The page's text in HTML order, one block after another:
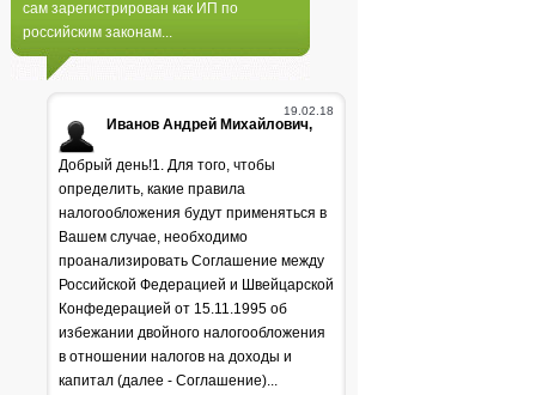
Генпрокуратура
раскритиковала положение
дел в лесной отрасли
сам зарегистрирован как ИП по
российским законам...
19.02.18
Иванов Андрей Михайлович,
Добрый день!1. Для того, чтобы
определить, какие правила
налогообложения будут применяться в
Вашем случае, необходимо
проанализировать Соглашение между
Российской Федерацией и Швейцарской
Конфедерацией от 15.11.1995 об
избежании двойного налогообложения
в отношении налогов на доходы и
капитал (далее - Соглашение)...